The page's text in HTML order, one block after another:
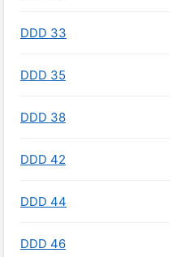
DDD 33
DDD 35
DDD 38
DDD 42
DDD 44
DDD 46